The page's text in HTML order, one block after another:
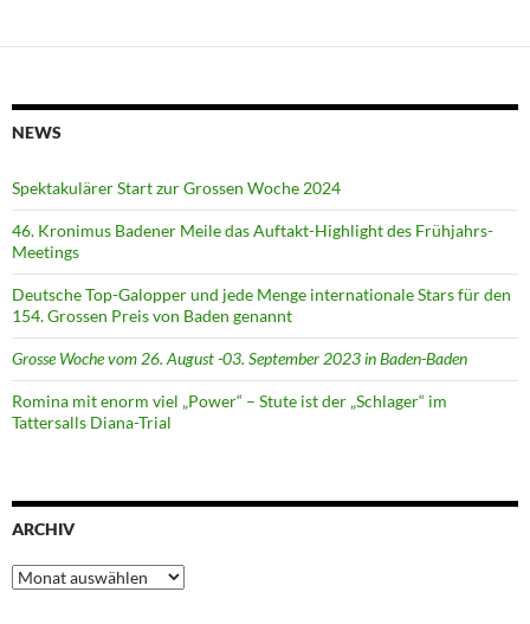
NEWS
Spektakulärer Start zur Grossen Woche 2024
46. Kronimus Badener Meile das Auftakt-Highlight des Frühjahrs-
Meetings
Deutsche Top-Galopper und jede Menge internationale Stars für den
154. Grossen Preis von Baden genannt
Grosse Woche vom 26. August -03. September 2023 in Baden-Baden
Romina mit enorm viel „Power“ – Stute ist der „Schlager“ im
Tattersalls Diana-Trial
ARCHIV
Archiv